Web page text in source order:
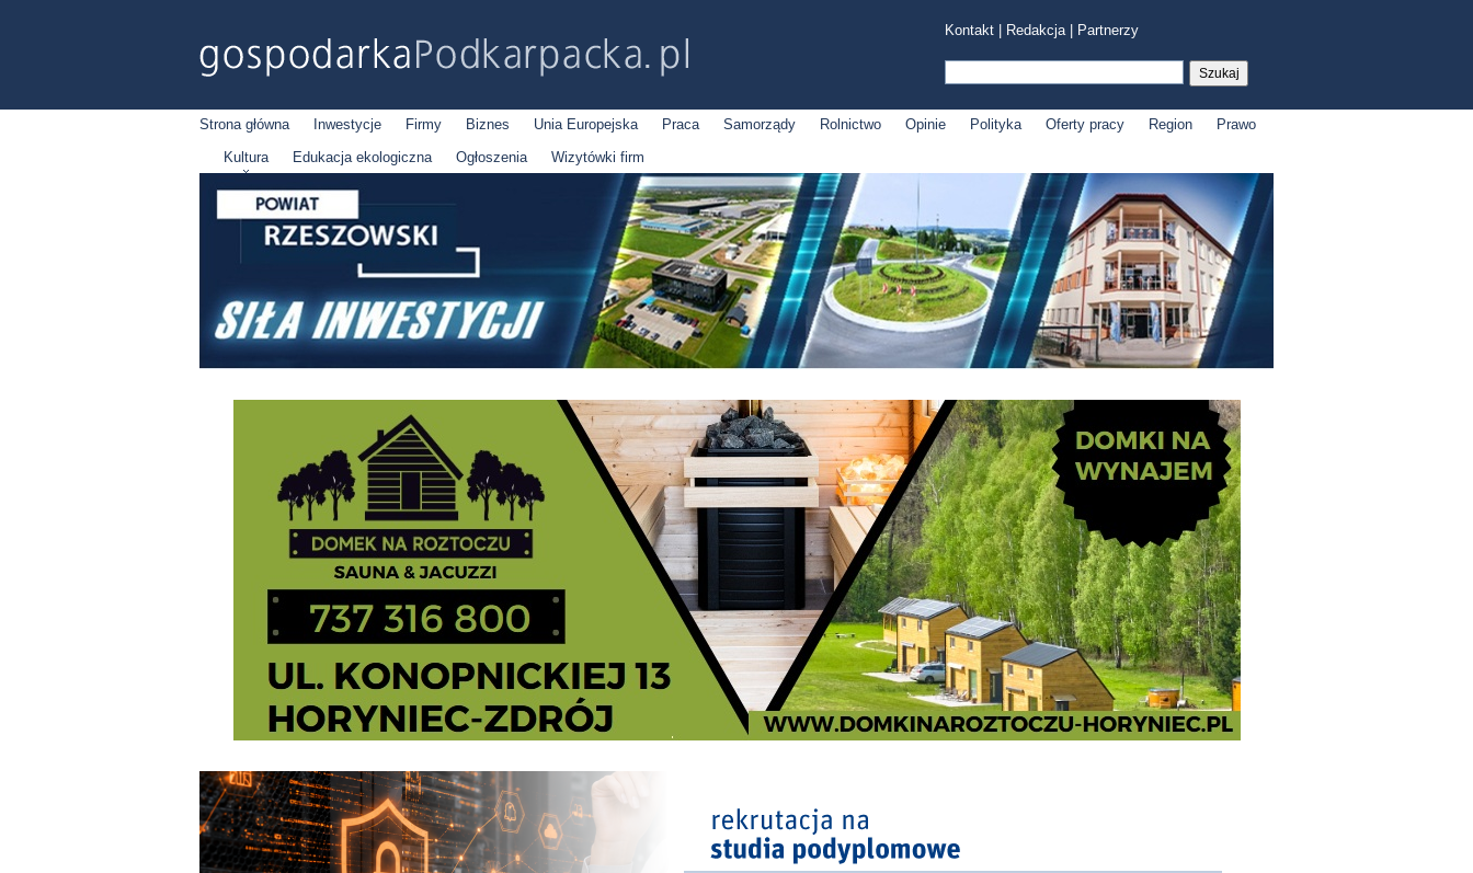
Kontakt Redakcja| Partnerzy
Strona główna Inwestycje Firmy Biznes Unia Europejska Praca Samorządy Rolnictwo Opinie Polityka Oferty pracy Region
Prawo
Kultura
Edukacja ekologiczna Ogłoszenia Wizytówki firm